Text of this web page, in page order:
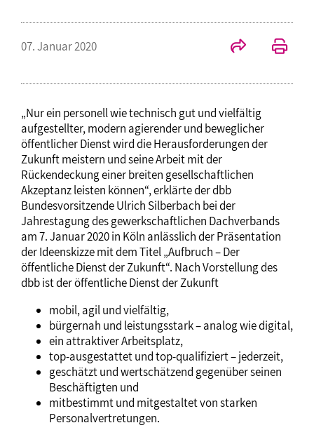
07. Januar 2020
„Nur ein personell wie technisch gut und vielfältig
aufgestellter, modern agierender und beweglicher
öffentlicher Dienst wird die Herausforderungen der
Zukunft meistern und seine Arbeit mit der
Rückendeckung einer breiten gesellschaftlichen
Akzeptanz leisten können“, erklärte der dbb
Bundesvorsitzende Ulrich Silberbach bei der
Jahrestagung des gewerkschaftlichen Dachverbands
am 7. Januar 2020 in Köln anlässlich der Präsentation
der Ideenskizze mit dem Titel „Aufbruch – Der
öffentliche Dienst der Zukunft“. Nach Vorstellung des
dbb ist der öffentliche Dienst der Zukunft
mobil, agil und vielfältig,
bürgernah und leistungsstark – analog wie digital,
ein attraktiver Arbeitsplatz,
top-ausgestattet und top-qualifiziert – jederzeit,
geschätzt und wertschätzend gegenüber seinen
Beschäftigten und
mitbestimmt und mitgestaltet von starken
Personalvertretungen.